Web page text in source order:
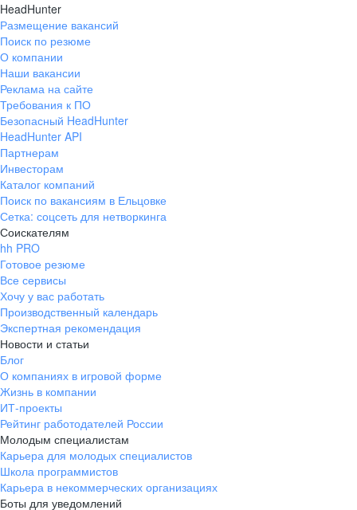
HeadHunter
Размещение вакансий
Поиск по резюме
О компании
Наши вакансии
Реклама на сайте
Требования к ПО
Безопасный HeadHunter
HeadHunter API
Партнерам
Инвесторам
Каталог компаний
Поиск по вакансиям в Ельцовке
Сетка: соцсеть для нетворкинга
Соискателям
hh PRO
Готовое резюме
Все сервисы
Хочу у вас работать
Производственный календарь
Экспертная рекомендация
Новости и статьи
Блог
О компаниях в игровой форме
Жизнь в компании
ИТ-проекты
Рейтинг работодателей России
Молодым специалистам
Карьера для молодых специалистов
Школа программистов
Карьера в некоммерческих организациях
Боты для уведомлений